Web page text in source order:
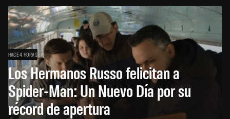
HACE 4 HORAS
Los Hermanos Russo felicitan a
Spider-Man: Un Nuevo Día por su
récord de apertura